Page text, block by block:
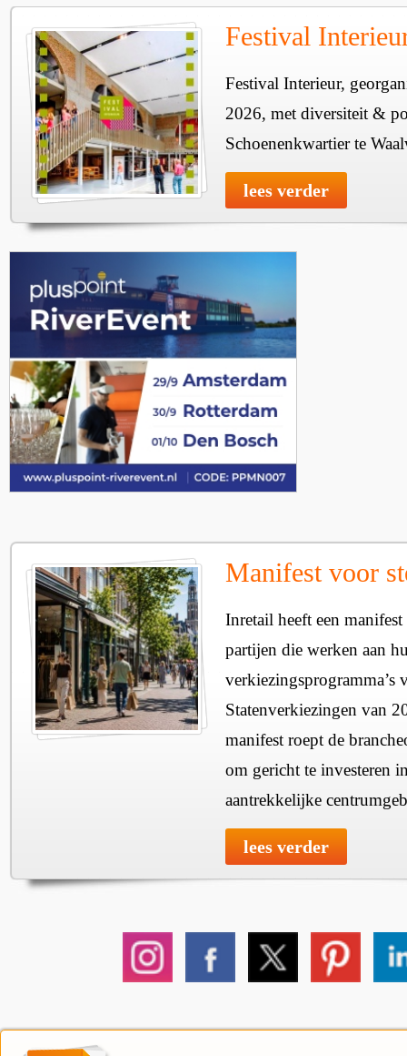
Festival
Festival Interieur,
2026, met diversiteit &
Schoenenkwartier te
lees verder
Manifest voor
Inretail heeft een
partijen die werken aan
verkiezingsprogramma’s
Statenverkiezingen van
manifest roept de
om gericht te investeren
aantrekkelijke
lees verder